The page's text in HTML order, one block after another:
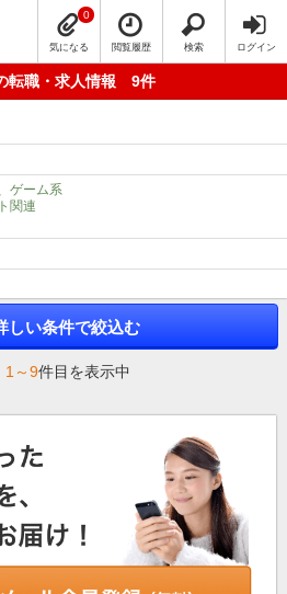
気になる
0
閲覧履歴 検索 ログイン
転職・求人情報 9件
ゲーム系
関連
しい条件で絞込む
1～9件目を表示中